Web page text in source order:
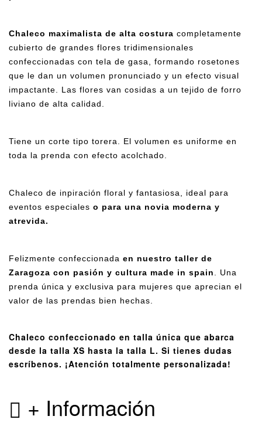
Chaleco maximalista de alta costura completamente
cubierto de grandes flores tridimensionales
confeccionadas con tela de gasa, formando rosetones
que le dan un volumen pronunciado y un efecto visual
impactante. Las flores van cosidas a un tejido de forro
liviano de alta calidad.
Tiene un corte tipo torera. El volumen es uniforme en
toda la prenda con efecto acolchado.
Chaleco de inpiración floral y fantasiosa, ideal para
eventos especiales o para una novia moderna y
atrevida.
Felizmente confeccionada en nuestro taller de
Zaragoza con pasión y cultura made in spain
. Una
prenda única y exclusiva para mujeres que aprecian el
valor de las prendas bien hechas.
Chaleco confeccionado en talla única que abarca
desde la talla XS hasta la talla L. Si tienes dudas
escríbenos. ¡Atención totalmente personalizada!
+ Información